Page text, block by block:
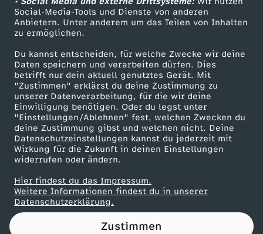
Social-Media-Tools und Dienste von anderen
Anbietern. Unter anderem um das Teilen von Inhalten
zu ermöglichen.
Du kannst entscheiden, für welche Zwecke wir deine
Daten speichern und verarbeiten dürfen. Dies
betrifft nur dein aktuell genutztes Gerät. Mit
"Zustimmen" erklärst du deine Zustimmung zu
unserer Datenverarbeitung, für die wir deine
Einwilligung benötigen. Oder du legst unter
"Einstellungen/Ablehnen" fest, welchen Zwecken du
deine Zustimmung gibst und welchen nicht. Deine
Datenschutzeinstellungen kannst du jederzeit mit
Wirkung für die Zukunft in deinen Einstellungen
widerrufen oder ändern.
Hier findest du das Impressum.
Weitere Informationen findest du in unserer
Datenschutzerklärung.
Zustimmen
2
5
ZDF Unternehmen
Karriere
ZDF goes Schule
Werbefernsehen
Mainzelmännchen
Partner